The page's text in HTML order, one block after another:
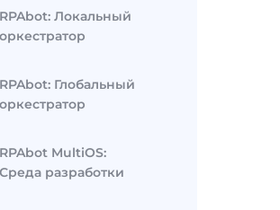
RPAbot: Локальный
оркестратор
RPAbot: Глобальный
оркестратор
RPAbot MultiOS:
Среда разработки